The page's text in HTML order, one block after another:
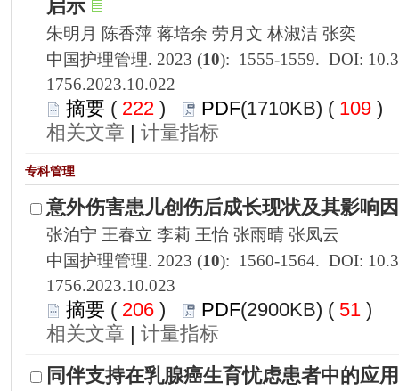
1756.2023.10.022
222 ) 109 )
|
1756.2023.10.023
206 ) 51 )
|